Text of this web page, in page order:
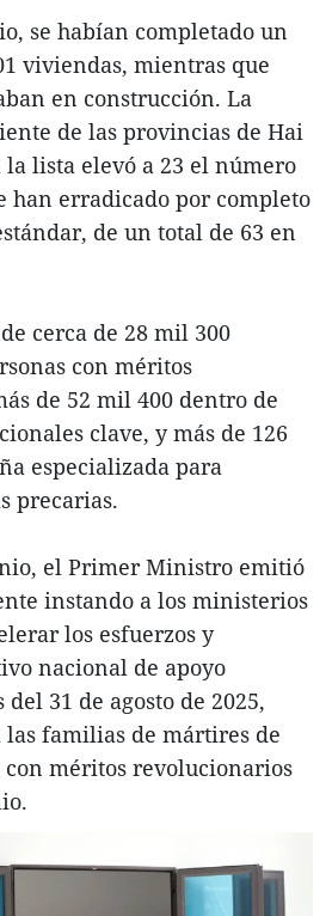
se habían completado un
viviendas, mientras que
en construcción. La
de las provincias de Hai
la lista elevó a 23 el número
han erradicado por completo
de un total de 63 en
cerca de 28 mil 300
con méritos
de 52 mil 400 dentro de
clave, y más de 126
especializada para
precarias.
el Primer Ministro emitió
instando a los ministerios
los esfuerzos y
nacional de apoyo
31 de agosto de 2025,
familias de mártires de
con méritos revolucionarios